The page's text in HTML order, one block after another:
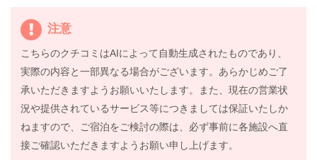
注意
こちらのクチコミはAIによって自動生成されたものであり、
実際の内容と一部異なる場合がございます。あらかじめご了
承いただきますようお願いいたします。また、現在の営業状
況や提供されているサービス等につきましては保証いたしか
ねますので、ご宿泊をご検討の際は、必ず事前に各施設へ直
接ご確認いただきますようお願い申し上げます。